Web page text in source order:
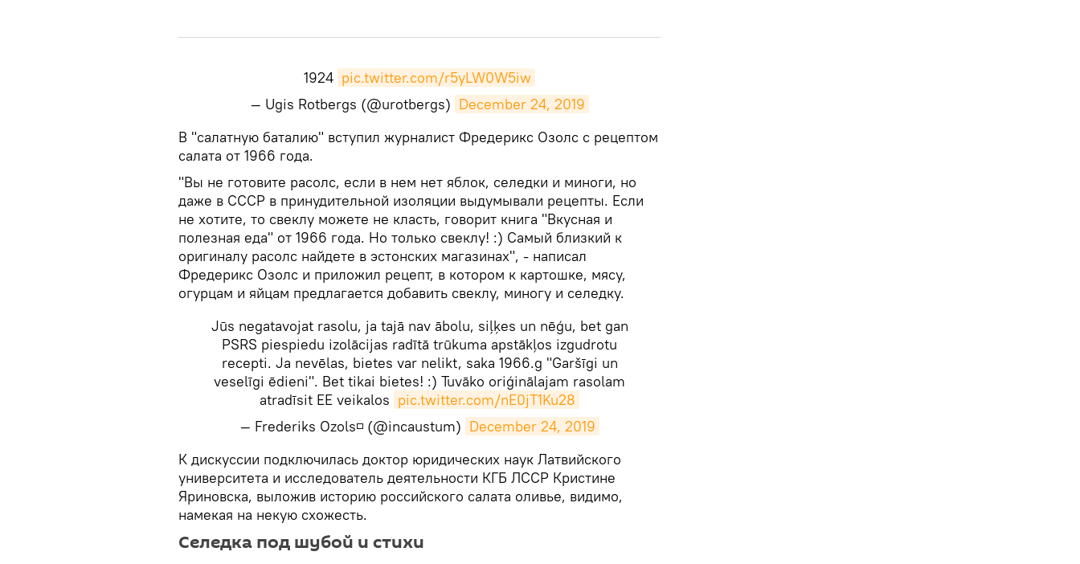
1924 pic.twitter.com/r5yLW0W5iw
— Ugis Rotbergs (@urotbergs) December 24, 2019
​​В "салатную баталию" вступил журналист Фредерикс Озолс с рецептом
салата от 1966 года.
"Вы не готовите расолс, если в нем нет яблок, селедки и миноги, но
даже в СССР в принудительной изоляции выдумывали рецепты. Если
не хотите, то свеклу можете не класть, говорит книга "Вкусная и
полезная еда" от 1966 года. Но только свеклу! :) Самый близкий к
оригиналу расолс найдете в эстонских магазинах", - написал
Фредерикс Озолс и приложил рецепт, в котором к картошке, мясу,
огурцам и яйцам предлагается добавить свеклу, миногу и селедку.
Jūs negatavojat rasolu, ja tajā nav ābolu, siļķes un nēģu, bet gan
PSRS piespiedu izolācijas radītā trūkuma apstākļos izgudrotu
recepti. Ja nevēlas, bietes var nelikt, saka 1966.g "Garšīgi un
veselīgi ēdieni". Bet tikai bietes! :) Tuvāko oriģinālajam rasolam
atradīsit EE veikalos pic.twitter.com/nE0jT1Ku28
— Frederiks Ozols◽ (@incaustum) December 24, 2019
​К дискуссии подключилась доктор юридических наук Латвийского
университета и исследователь деятельности КГБ ЛССР Кристине
Яриновска, выложив историю российского салата оливье, видимо,
намекая на некую схожесть.
Селедка под шубой и стихи